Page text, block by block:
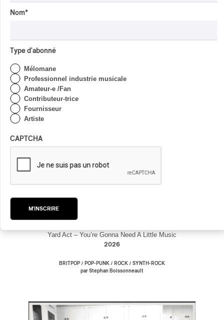
par Stephan Boissonneault
Yard Act – You’re Gonna Need A Little
Yard Act – You’re Gonna Need A Little Music
2026
BRITPOP / POP-PUNK / ROCK / SYNTH-ROCK
par Stephan Boissonneault
Nom*
Type d'abonné
Mélomane
Professionnel industrie musicale
Amateur-e /Fan
Contributeur-trice
Fournisseur
Artiste
CAPTCHA
M'INSCRIRE